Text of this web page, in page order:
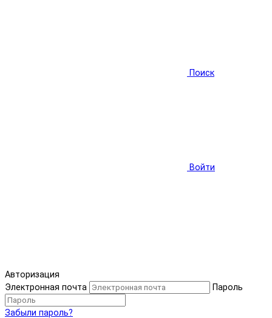
Поиск
Войти
Авторизация
Электронная почта
Пароль
Забыли пароль?